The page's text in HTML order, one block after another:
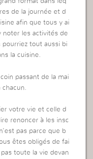
de la journée et d
afin que tous y ai
noter les activités de
tout aussi bi
la cuisine.
passant de la mai
votre vie et celle d
renoncer à les insc
pas parce que b
êtes obligés de fai
toute la vie devan